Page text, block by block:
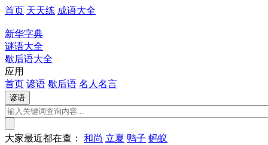
首页 天天练 成语大全
新华字典
谜语大全
歇后语大全
应用
首页 谚语 歇后语 名人名言
大家最近都在查： 和尚 立夏 鸭子 蚂蚁